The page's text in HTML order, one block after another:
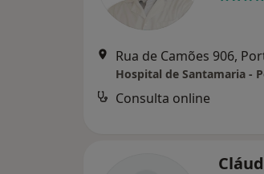
Rua de Camões 906,
Hospital de Santamaria -
Consulta online